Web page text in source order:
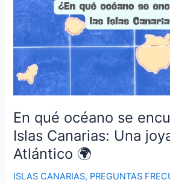
En qué océano se
Islas Canarias: Una
Atlántico 🌍
ISLAS CANARIAS, PREGUNTAS